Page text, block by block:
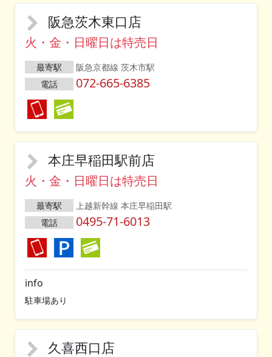
阪急茨木東口店
火・金・日曜日は特売日
最寄駅
阪急京都線 茨木市駅
電話
072-665-6385
本庄早稲田駅前店
火・金・日曜日は特売日
最寄駅
上越新幹線 本庄早稲田駅
電話
0495-71-6013
info
駐車場あり
久喜西口店